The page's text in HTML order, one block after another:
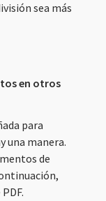
sea más
en otros
para
una manera.
de